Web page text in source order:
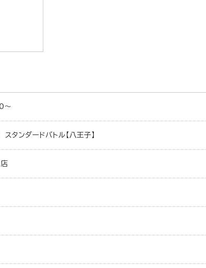
〜
タンダードバトル【八王子】